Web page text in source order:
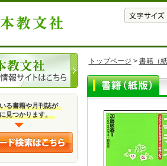
る書籍や月刊誌が
見つかります。
トップページ > 書籍（紙